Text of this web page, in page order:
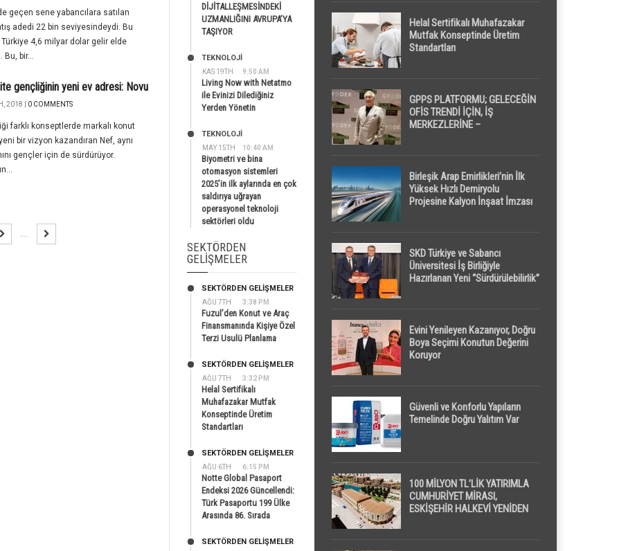
geçen sene yabancılara satılan
adedi 22 bin seviyesindeydi. Bu
Türkiye 4,6 milyar dolar gelir elde
Bu, bir...
gençliğinin yeni ev adresi: Novu
2018 | 0 COMMENTS
farklı konseptlerde markalı konut
bir vizyon kazandıran Nef, aynı
gençler için de sürdürüyor.
...
DİJİTALLEŞMESİNDEKİ
UZMANLIĞINI AVRUPA’YA
TAŞIYOR
KAS 19TH 9:50 AM
TEKNOLOJİ
Living Now with Netatmo
ile Evinizi Dilediğiniz
Yerden Yönetin
MAY 15TH 10:40 AM
TEKNOLOJİ
Biyometri ve bina
otomasyon sistemleri
2025’in ilk aylarında en çok
saldırıya uğrayan
operasyonel teknoloji
sektörleri oldu
SEKTÖRDEN
GELIŞMELER
AĞU 7TH 3:38 PM
SEKTÖRDEN GELIŞMELER
Fuzul’den Konut ve Araç
Finansmanında Kişiye Özel
Terzi Usulü Planlama
AĞU 7TH 3:32 PM
SEKTÖRDEN GELIŞMELER
Helal Sertifikalı
Muhafazakar Mutfak
Konseptinde Üretim
Standartları
AĞU 6TH 6:15 PM
SEKTÖRDEN GELIŞMELER
Notte Global Pasaport
Endeksi 2026 Güncellendi:
Türk Pasaportu 199 Ülke
Arasında 86. Sırada
SEKTÖRDEN GELIŞMELER
Helal Sertifikalı Muhafazakar
Mutfak Konseptinde Üretim
Standartları
GPPS PLATFORMU; GELECEĞİN
OFİS TRENDİ İÇİN, İŞ
MERKEZLERİNE –
Birleşik Arap Emirlikleri’nin İlk
Yüksek Hızlı Demiryolu
Projesine Kalyon İnşaat İmzası
SKD Türkiye ve Sabancı
Üniversitesi İş Birliğiyle
Hazırlanan Yeni “Sürdürülebilirlik”
Evini Yenileyen Kazanıyor, Doğru
Boya Seçimi Konutun Değerini
Koruyor
Güvenli ve Konforlu Yapıların
Temelinde Doğru Yalıtım Var
100 MİLYON TL’LİK YATIRIMLA
CUMHURİYET MİRASI,
ESKİŞEHİR HALKEVİ YENİDEN